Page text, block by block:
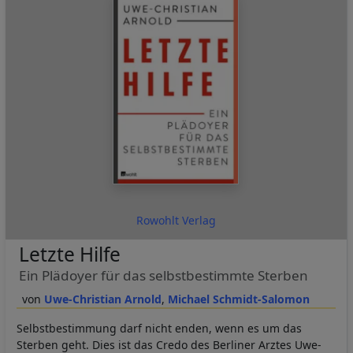
Rowohlt Verlag
Uwe-Christian Arnold Michael Schmidt-Salomon
Letzte Hilfe
Ein Plädoyer für das selbstbestimmte Sterben
Selbstbestimmung darf nicht enden, wenn es um das
Sterben geht. Dies ist das Credo des Berliner Arztes Uwe-